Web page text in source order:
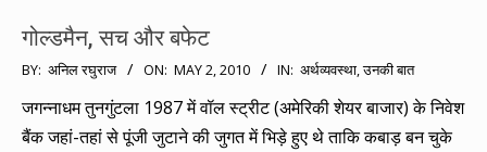
गोल्डमैन, सच और बफेट
2010-
02
BY: अनिल रघुराज ON: MAY 2, 2010 IN: अर्थव्यवस्था,उनकी बात
जगन्नाधम तुनगुंटला 1987 में वॉल स्ट्रीट (अमेरिकी शेयर बाजार) के निवेश
बैंक जहां-तहां से पूंजी जुटाने की जुगत में भिड़े हुए थे ताकि कबाड़ बन चुके